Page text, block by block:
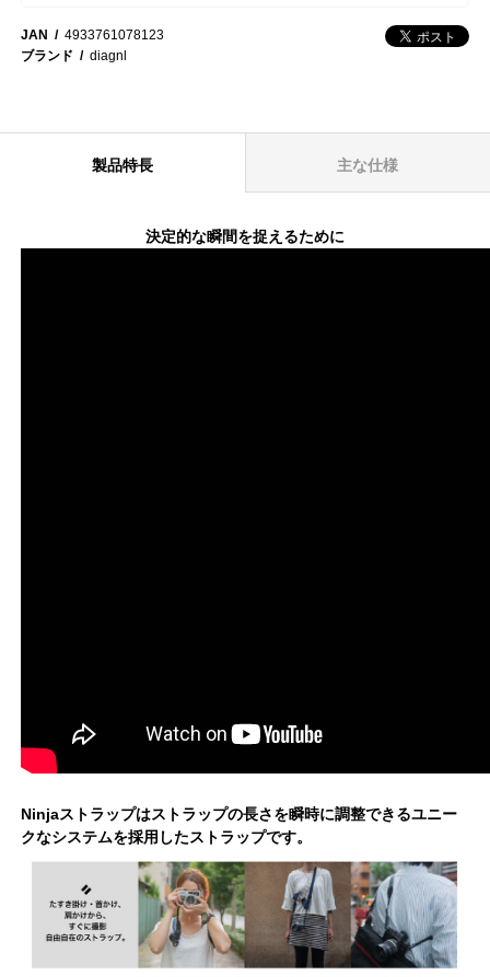
JAN
4933761078123
ブランド
diagnl
製品特長 主な仕様
決定的な瞬間を捉えるために
Ninjaストラップはストラップの長さを瞬時に調整できるユニー
クなシステムを採用したストラップです。